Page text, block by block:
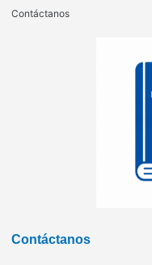
Contáctanos
Contáctanos